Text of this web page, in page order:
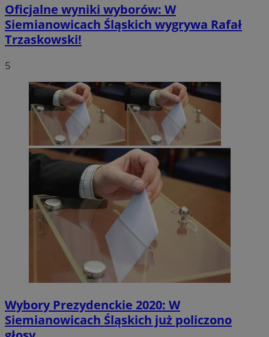
Oficjalne wyniki wyborów: W
Siemianowicach Śląskich wygrywa Rafał
Trzaskowski!
5
Wybory Prezydenckie 2020: W
Siemianowicach Śląskich już policzono